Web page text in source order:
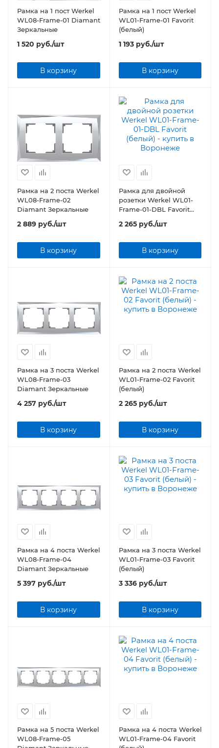
Рамка на 1 пост Werkel
WL08-Frame-01 Diamant
Зеркальные
1 520 руб./шт
В корзину
Рамка на 1 пост Werkel
WL01-Frame-01 Favorit
(белый)
1 193руб./шт
В корзину
Рамка на 2 поста Werkel
WL08-Frame-02
Diamant Зеркальные
2 889 руб./шт
В корзину
Рамка для двойной
розетки Werkel WL01-
Frame-01-DBL Favorit
2 265руб./шт
В корзину
Рамка на 3 поста Werkel
WL08-Frame-03
Diamant Зеркальные
4 257 руб./шт
В корзину
Рамка на 2 поста Werkel
WL01-Frame-02 Favorit
(белый)
2 265руб./шт
В корзину
Рамка на 4 поста Werkel
WL08-Frame-04
Diamant Зеркальные
5 397 руб./шт
В корзину
Рамка на 3 поста Werkel
WL01-Frame-03 Favorit
(белый)
3 336руб./шт
В корзину
Рамка на 5 поста Werkel
WL08-Frame-05
Рамка на 4 поста Werkel
WL01-Frame-04 Favorit